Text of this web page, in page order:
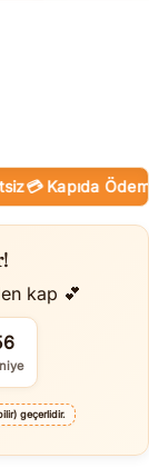
Kapıda Ödeme
kap 💕
geçerlidir.